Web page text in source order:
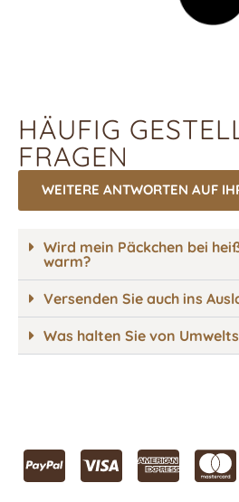
HÄUFIG
FRAGEN
WEITERE ANTWORTEN AUF
Wird mein Päckchen bei
warm?
Versenden Sie auch ins
Was halten Sie von